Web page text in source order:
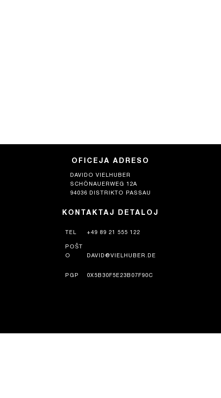
OFICEJA ADRESO
DAVIDO VIELHUBER
SCHÖNAUERWEG 12A
94036 DISTRIKTO PASSAU
KONTAKTAJ DETALOJ
TEL +49 89 21 555 122
POŜT
O
DAVID@VIELHUBER.DE
PGP 0X5B30F5E23B07F90C